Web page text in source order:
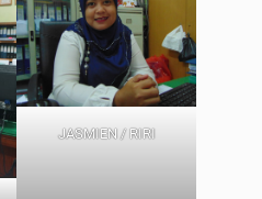
JASMIEN / RIRI